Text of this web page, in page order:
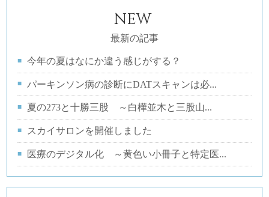
NEW
最新の記事
今年の夏はなにか違う感じがする？
パーキンソン病の診断にDATスキャンは必...
夏の273と十勝三股 ～白樺並木と三股山...
スカイサロンを開催しました
医療のデジタル化 ～黄色い小冊子と特定医...